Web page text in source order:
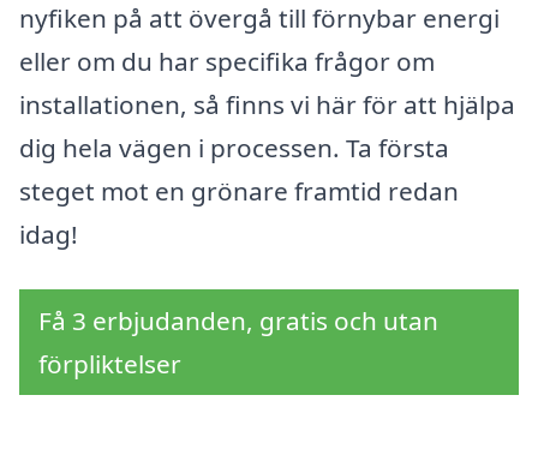
nyfiken på att övergå till förnybar energi
eller om du har specifika frågor om
installationen, så finns vi här för att hjälpa
dig hela vägen i processen. Ta första
steget mot en grönare framtid redan
idag!
Få 3 erbjudanden, gratis och utan
förpliktelser